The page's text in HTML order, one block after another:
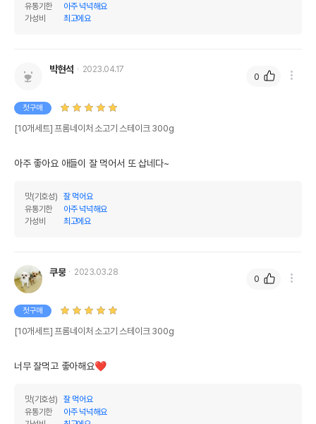
법에 의한 인증,허가 등을
유통기한
아주 넉넉해요
가성비
최고에요
박현석 2023.04.17
첫구매
[10개세트] 프롬네이처 소고기 스테이크 300g
아주 좋아요 애들이 잘 먹어서 또 삽네다~
맛(기호성)
잘 먹어요
유통기한
아주 넉넉해요
가성비
최고에요
0
쿠뭉 2023.03.28
첫구매
[10개세트] 프롬네이처 소고기 스테이크 300g
너무 잘먹고 좋아해요❤
맛(기호성)
잘 먹어요
유통기한
아주 넉넉해요
0